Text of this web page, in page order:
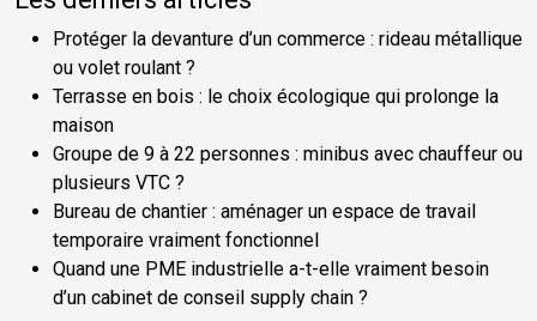
Protéger la devanture d’un commerce : rideau métallique
ou volet roulant ?
Terrasse en bois : le choix écologique qui prolonge la
maison
Groupe de 9 à 22 personnes : minibus avec chauffeur ou
plusieurs VTC ?
Bureau de chantier : aménager un espace de travail
temporaire vraiment fonctionnel
Quand une PME industrielle a-t-elle vraiment besoin
d’un cabinet de conseil supply chain ?